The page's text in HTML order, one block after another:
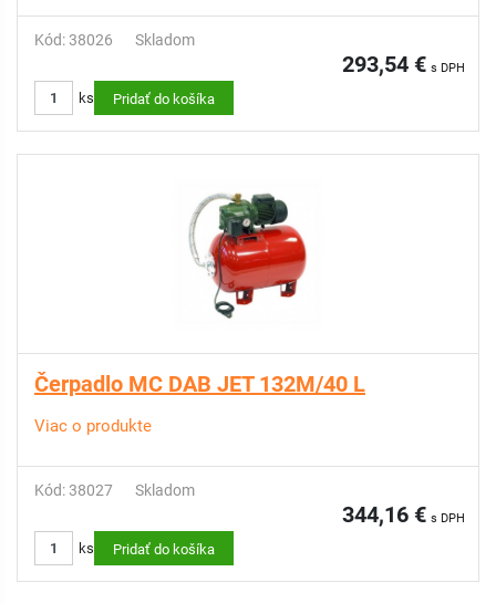
Kód: 38026 Skladom
293,54 € s DPH
ks Pridať do košíka
Čerpadlo MC DAB JET 132M/40 L
Viac o produkte
Kód: 38027 Skladom
344,16 € s DPH
ks Pridať do košíka